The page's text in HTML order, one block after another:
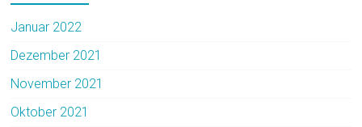
Januar 2022
Dezember 2021
November 2021
Oktober 2021